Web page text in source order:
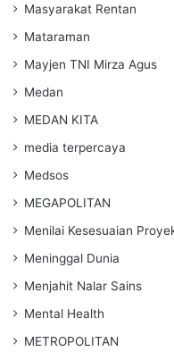
Masyarakat Rentan
Mataraman
Mayjen TNI Mirza Agus
Medan
MEDAN KITA
media terpercaya
Medsos
MEGAPOLITAN
Menilai Kesesuaian
Meninggal Dunia
Menjahit Nalar Sains
Mental Health
METROPOLITAN